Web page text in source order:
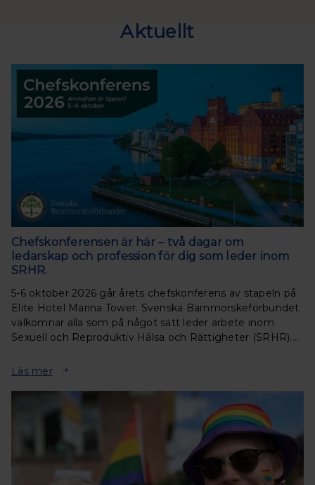
Aktuellt
Chefskonferensen är här – två dagar om
ledarskap och profession för dig som leder inom
SRHR.
5-6 oktober 2026 går årets chefskonferens av stapeln på
Elite Hotel Marina Tower. Svenska Barnmorskeförbundet
välkomnar alla som på något sätt leder arbete inom
Sexuell och Reproduktiv Hälsa och Rättigheter (SRHR).
föreläsningar, samtal och workhops.
Läs mer